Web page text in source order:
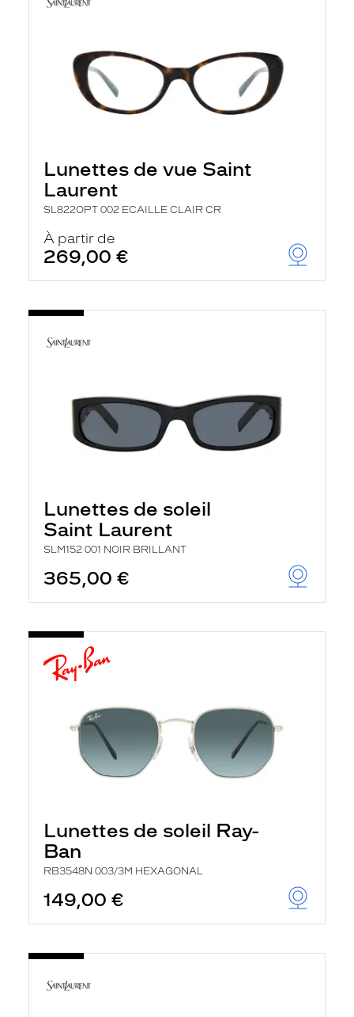
Lunettes de vue Saint
Laurent
SL822OPT 002 ECAILLE CLAIR CR
À partir de
269,00 €
Lunettes de soleil
Saint Laurent
SLM152 001 NOIR BRILLANT
365,00 €
Lunettes de soleil Ray-
Ban
RB3548N 003/3M HEXAGONAL
149,00 €